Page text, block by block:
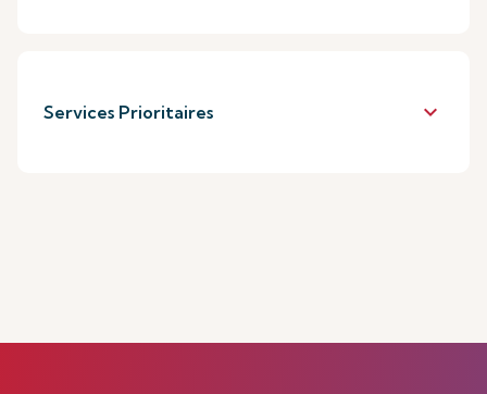
Services Prioritaires keyboard_arrow_down